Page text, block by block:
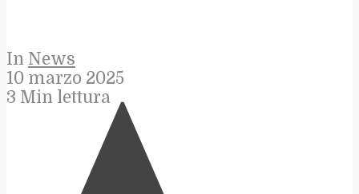
In News
10 marzo 2025
3 Min lettura